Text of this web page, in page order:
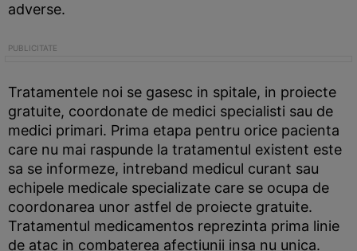
adverse.
Tratamentele noi se gasesc in spitale, in proiecte
gratuite, coordonate de medici specialisti sau de
medici primari. Prima etapa pentru orice pacienta
care nu mai raspunde la tratamentul existent este
sa se informeze, intreband medicul curant sau
echipele medicale specializate care se ocupa de
coordonarea unor astfel de proiecte gratuite.
Tratamentul medicamentos reprezinta prima linie
de atac in combaterea afectiunii insa nu unica.